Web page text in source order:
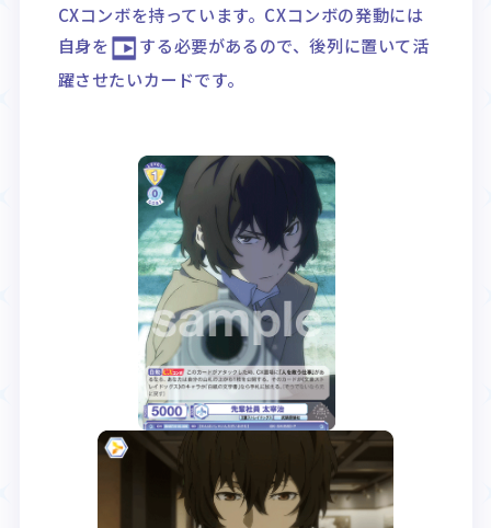
CXコンボを持っています。CXコンボの発動には
自身を
する必要があるので、後列に置いて活
躍させたいカードです。